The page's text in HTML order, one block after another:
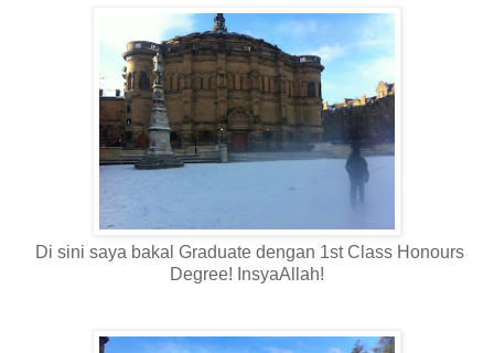
Di sini saya bakal Graduate dengan 1st Class Honours
Degree! InsyaAllah!